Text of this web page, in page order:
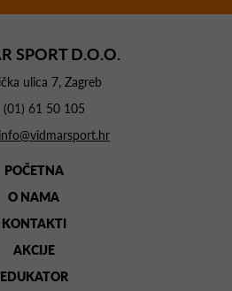
SPORT D.O.O.
ulica 7, Zagreb
(01) 61 50 105
info@vidmarsport.hr
POČETNA
O NAMA
KONTAKTI
AKCIJE
EDUKATOR